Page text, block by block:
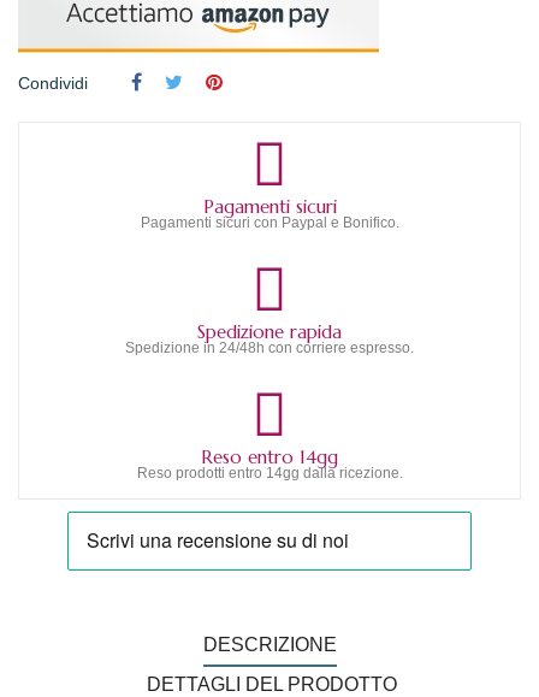
Condividi
Pagamenti sicuri
Pagamenti sicuri con Paypal e Bonifico.
Spedizione rapida
Spedizione in 24/48h con corriere espresso.
Reso entro 14gg
Reso prodotti entro 14gg dalla ricezione.
DESCRIZIONE
DETTAGLI DEL PRODOTTO